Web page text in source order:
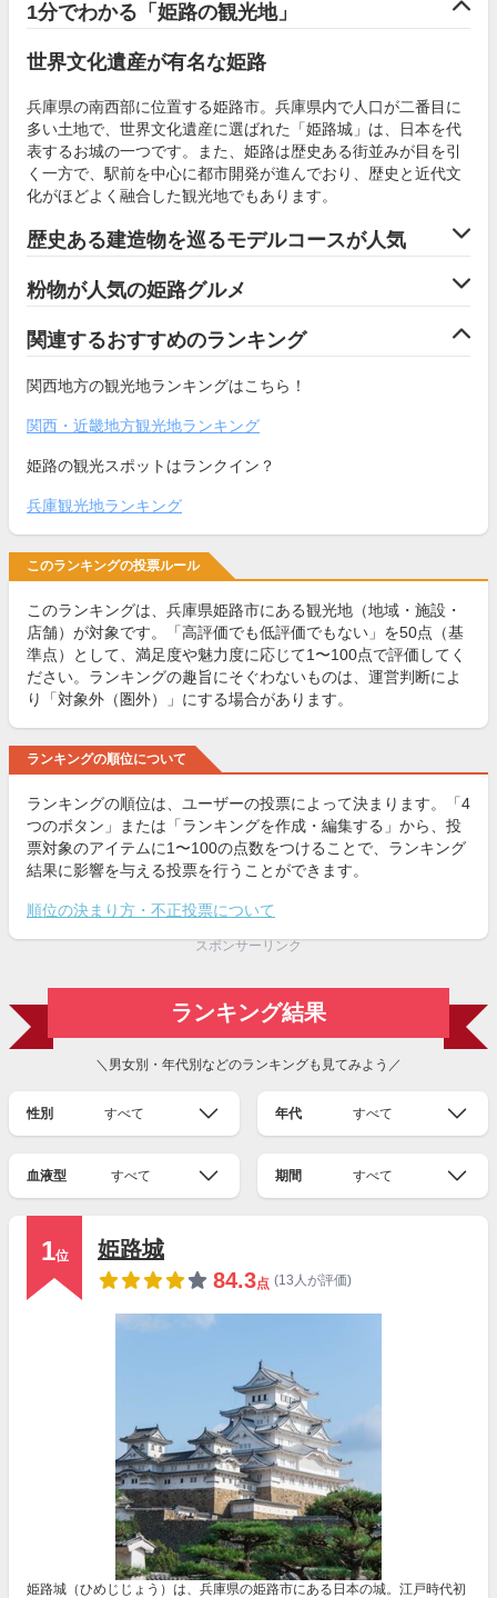
1分でわかる「姫路の観光地」
世界文化遺産が有名な姫路
兵庫県の南西部に位置する姫路市。兵庫県内で人口が二番目に
多い土地で、世界文化遺産に選ばれた「姫路城」は、日本を代
表するお城の一つです。また、姫路は歴史ある街並みが目を引
く一方で、駅前を中心に都市開発が進んでおり、歴史と近代文
化がほどよく融合した観光地でもあります。
歴史ある建造物を巡るモデルコースが人気
粉物が人気の姫路グルメ
関連するおすすめのランキング
関西地方の観光地ランキングはこちら！
関西・近畿地方観光地ランキング
姫路の観光スポットはランクイン？
兵庫観光地ランキング
このランキングの投票ルール
このランキングは、兵庫県姫路市にある観光地（地域・施設・
店舗）が対象です。「高評価でも低評価でもない」を50点（基
準点）として、満足度や魅力度に応じて1〜100点で評価してく
ださい。ランキングの趣旨にそぐわないものは、運営判断によ
り「対象外（圏外）」にする場合があります。
ランキングの順位について
ランキングの順位は、ユーザーの投票によって決まります。「4
つのボタン」または「ランキングを作成・編集する」から、投
票対象のアイテムに1〜100の点数をつけることで、ランキング
結果に影響を与える投票を行うことができます。
順位の決まり方・不正投票について
スポンサーリンク
ランキング結果
＼男女別・年代別などのランキングも見てみよう／
性別 すべて 年代 すべて
血液型 すべて 期間 すべて
1位
姫路城
84.3点 (13人が評価)
姫路城（ひめじじょう）は、兵庫県の姫路市にある日本の城。江戸時代初